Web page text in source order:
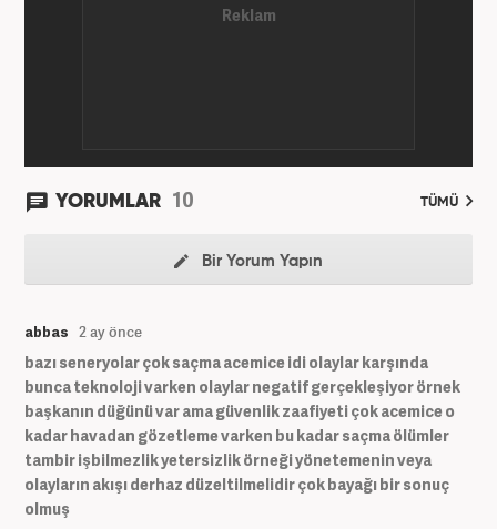
YORUMLAR 10 TÜMÜ
Bir Yorum Yapın
abbas 2 ay önce
bazı seneryolar çok saçma acemice idi olaylar karşında
bunca teknoloji varken olaylar negatif gerçekleşiyor örnek
başkanın düğünü var ama güvenlik zaafiyeti çok acemice o
kadar havadan gözetleme varken bu kadar saçma ölümler
tambir işbilmezlik yetersizlik örneği yönetemenin veya
olayların akışı derhaz düzeltilmelidir çok bayağı bir sonuç
olmuş